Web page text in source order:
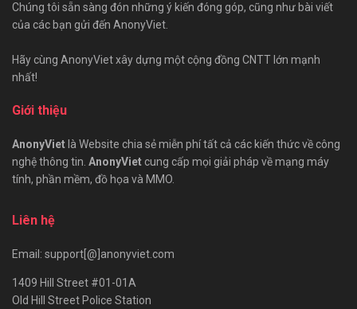
Chúng tôi sẵn sàng đón những ý kiến đóng góp, cũng như bài viết
của các bạn gửi đến AnonyViet.
Hãy cùng AnonyViet xây dựng một cộng đồng CNTT lớn mạnh
nhất!
Giới thiệu
AnonyViet là Website chia sẻ miễn phí tất cả các kiến thức về công
nghệ thông tin. AnonyViet cung cấp mọi giải pháp về mạng máy
tính, phần mềm, đồ họa và MMO.
Liên hệ
Email: support[@]anonyviet.com
1409 Hill Street #01-01A
Old Hill Street Police Station